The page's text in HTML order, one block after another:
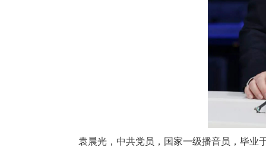
袁晨光，中共党员，国家一级播音员，毕业